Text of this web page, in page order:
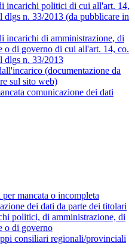
incarichi politici di cui all'art. 14,
dlgs n. 33/2013 (da pubblicare in
incarichi di amministrazione, di
o di governo di cui all'art. 14, co.
dlgs n. 33/2013
(documentazione da
sul sito web)
comunicazione dei dati
per mancata o incompleta
dei dati da parte dei titolari
politici, di amministrazione, di
o di governo
consiliari regionali/provinciali